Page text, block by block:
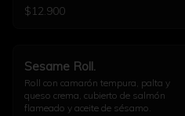
$12.900
Sesame Roll.
Roll con camarón tempura, palta y
queso crema, cubierto de salmón
flameado y aceite de sésamo.